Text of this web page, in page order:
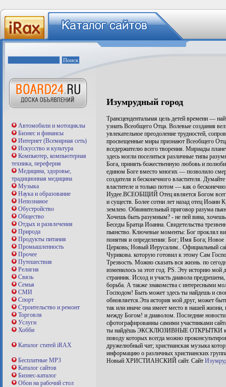
Автомобили и мотоциклы
Бизнес и финансы
Интернет (Всемирная сеть)
Искусство и культура
Компьютер, компьютерная
техника, переферия
Медицина, здоровье,
традиционная медицина
Музыка
Наука и образование
Непознаное
Обустройство
Общество
Отдых и развлечения
Природа
Продукты питания
Промышленность
Прочее
Путешествия
Религия
Связь
Семья
СМИ
Спорт
Строительство и ремонт
Торговля
Услуги
Хобби
Каталог статей iRAX
Бесплатные MP3
Каталог сайтов
Бизнес-каталог
Обои на рабочий стол
Изумрудный город
Трансцендентальная цель детей времени —
узнать Всеобщего Отца. Волевые создания
увлекательное преодоление трудностей,
просвещенные миры признают Всеобщего
вседержителю всего творения. Мириады
здесь могли поселиться различные типы
Бога, принять божественную любовь и
едином Боге вместо многих — позволило
создателя и бесконечного властителя.
властителе и только потом — как о
Иудее.ВСЕОБЩИЙ Отец является Богом
и существ. Более сотни лет назад отец
землею. Обвинительный приговор разума
Хочешь быть разумным? - не пей вина,
Беседы Братца Иоанна. Свидетельства
пьянство. Ключевые моменты: Бог проклял
понятия и определения: Бог; Имя Бога;
Церковь; Новый Иерусалим.. Официальный
Чурикова. которую готовил к этому Сам
Трезвость. Можно сказать вся жизнь. по
изменилось за этот год. PS. Эту историю мой
странник. Исход и участь диавола
борьба. А также знакомства с интересными
Господом! Быть может здесь ты найдешь и
обновляется.Эта история мой друг, может
так или иначе она имеет место в нашей
между Богом! и диаволом. Последние
сфотографированны самими участниками
ты найдёшь ЭКСКЛЮЗИВНЫЕ ОТКРЫТКИ
поводу которых всегда можно
дружелюбный чат; христианская музыка
информацию о различных христианских
Новый ХРИСТИАНСКИЙ сайт. Сайт